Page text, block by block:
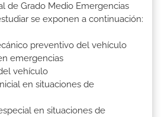
de Grado Medio Emergencias
se exponen a continuación:
preventivo del vehículo
emergencias
vehículo
en situaciones de
en situaciones de